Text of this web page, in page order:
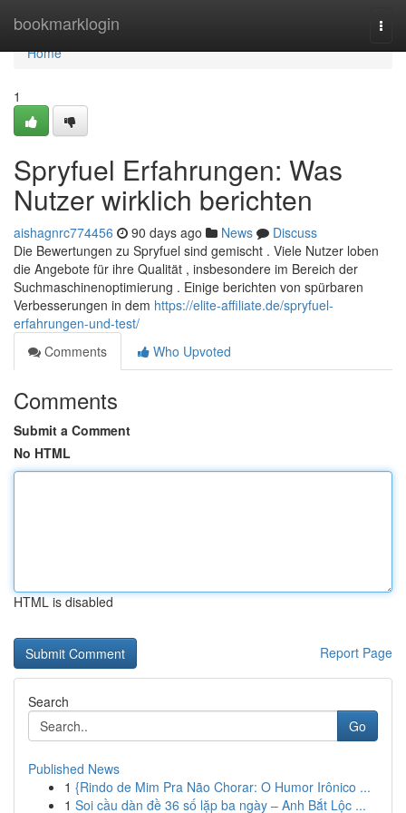
bookmarklogin
Home
Home
1
Spryfuel Erfahrungen: Was
Nutzer wirklich berichten
aishagnrc774456 90 days ago News
Discuss
Die Bewertungen zu Spryfuel sind gemischt . Viele Nutzer loben
die Angebote für ihre Qualität , insbesondere im Bereich der
Suchmaschinenoptimierung . Einige berichten von spürbaren
Verbesserungen in dem https://elite-affiliate.de/spryfuel-
erfahrungen-und-test/
Comments
Who Upvoted
Comments
Submit a Comment
No HTML
HTML is disabled
Report Page
Search
Go
Published News
1 {Rindo de Mim Pra Não Chorar: O Humor Irônico ...
1 Soi cầu dàn đề 36 số lặp ba ngày – Anh Bắt Lộc ...